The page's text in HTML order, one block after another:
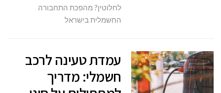
לחלוטין? מהפכת התחבורה
החשמלית בישראל
עמדת טעינה לרכב
חשמלי: מדריך